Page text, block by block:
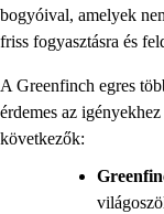
bogyóival, amelyek
friss fogyasztásra és
A Greenfinch egres
érdemes az
következők: